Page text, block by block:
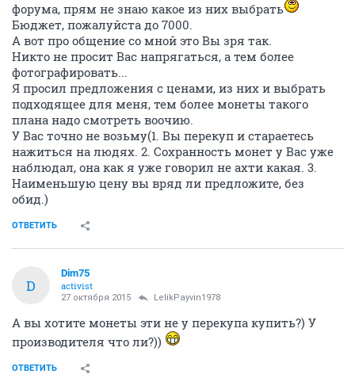
форума, прям не знаю какое из них выбрать
Бюджет, пожалуйста до 7000.
А вот про общение со мной это Вы зря так.
Никто не просит Вас напрягаться, а тем более
фотографировать...
Я просил предложения с ценами, из них и выбрать
подходящее для меня, тем более монеты такого
плана надо смотреть воочию.
У Вас точно не возьму(1. Вы перекуп и стараетесь
нажиться на людях. 2. Сохранность монет у Вас уже
наблюдал, она как я уже говорил не ахти какая. 3.
Наименьшую цену вы вряд ли предложите, без
обид.)
ОТВЕТИТЬ
D
Dim75
activist
27 октября 2015 LelikPayvin1978
А вы хотите монеты эти не у перекупа купить?) У
производителя что ли?))
ОТВЕТИТЬ